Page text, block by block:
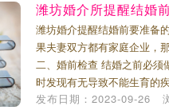
1 2
潍坊婚介所提醒结婚
潍坊婚介提醒结婚前要准备
果夫妻双方都有家庭企业，
二、婚前检查 结婚之前必须
时发现有无导致不能生育的
发布日期：2023-09-26